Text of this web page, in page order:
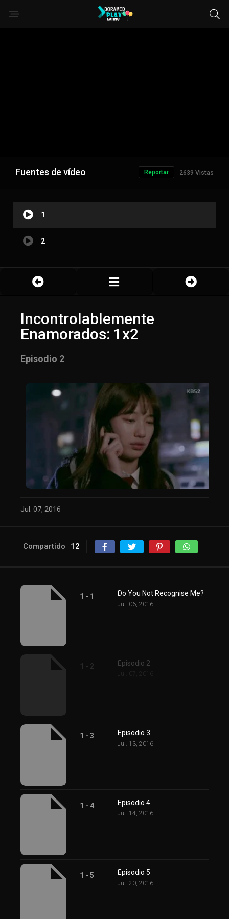
Fuentes de vídeo 2639 Vistas
Reportar
1
2
Incontrolablemente
Enamorados: 1x2
Episodio 2
Jul. 07, 2016
Compartido 12
1 - 1 Do You Not Recognise Me?
Jul. 06, 2016
1 - 2 Episodio 2
Jul. 07, 2016
1 - 3 Episodio 3
Jul. 13, 2016
1 - 4 Episodio 4
Jul. 14, 2016
1 - 5 Episodio 5
Jul. 20, 2016